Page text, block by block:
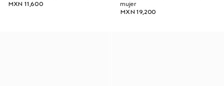
MXN 11,600
mujer
MXN 19,200